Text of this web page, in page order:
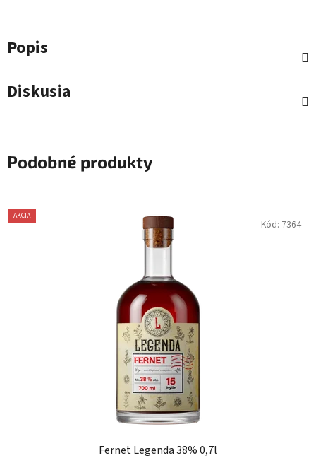
Popis
Diskusia
Podobné produkty
AKCIA
Fernet Legenda 38% 0,7l
Kód: 7364